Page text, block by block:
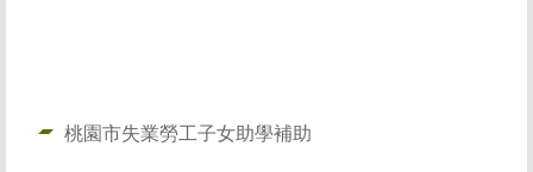
桃園市失業勞工子女助學補助